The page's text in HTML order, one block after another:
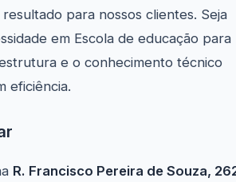
para nossos clientes. Seja
em Escola de educação para
e o conhecimento técnico
eficiência.
R. Francisco Pereira de Souza,